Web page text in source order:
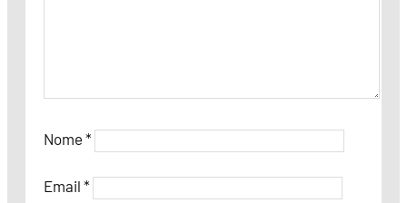
Nome *
Email *